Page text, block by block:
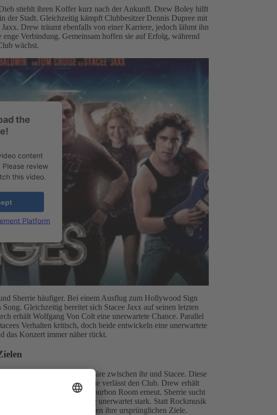
stiehlt ihren Koffer kurz nach der Ankunft. Drew Boley hilft
der Stadt. Gleichzeitig kämpft Clubbesitzer Dennis Dupree mit
Drew träumt ebenfalls von einer Karriere, jedoch lähmt ihn
Verbindung. Gemeinsam hoffen sie auf Erfolg, während
wächst.
the
content
review
this video.
Platform
Sherrie häufiger. Bei einem Ausflug zum Hollywood Sign
Gleichzeitig bereitet sich Stacee Jaxx auf seinen letzten
erhält Wolfgang Von Colt eine unerwartete Chance. Parallel
Verhalten kritisch, doch beide entwickeln eine unerwartete
das Konzert immer näher rückt.
an eine Affäre zwischen ihr und Stacee. Diese
sich das Paar, und Sherrie verlässt den Club. Drew erhält
finanziellen Sorgen im Bourbon Room erneut. Sherrie sucht
Vertrag
seine Karriereunerwartet stark. Statt Rockmusik
voneinander und verlieren ihre ursprünglichen Ziele.